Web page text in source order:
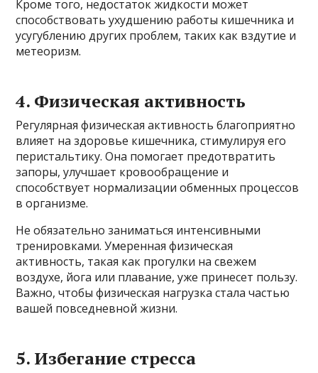
Кроме того, недостаток жидкости может
способствовать ухудшению работы кишечника и
усугублению других проблем, таких как вздутие и
метеоризм.
4. Физическая активность
Регулярная физическая активность благоприятно
влияет на здоровье кишечника, стимулируя его
перистальтику. Она помогает предотвратить
запоры, улучшает кровообращение и
способствует нормализации обменных процессов
в организме.
Не обязательно заниматься интенсивными
тренировками. Умеренная физическая
активность, такая как прогулки на свежем
воздухе, йога или плавание, уже принесет пользу.
Важно, чтобы физическая нагрузка стала частью
вашей повседневной жизни.
5. Избегание стресса